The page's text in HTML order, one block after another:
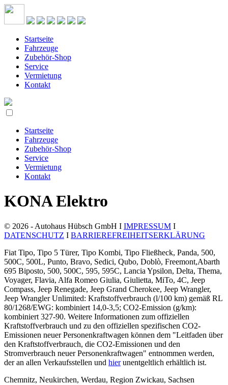
Startseite
Fahrzeuge
Zubehör-Shop
Service
Vermietung
Kontakt
Startseite
Fahrzeuge
Zubehör-Shop
Service
Vermietung
Kontakt
KONA Elektro
© 2026 - Autohaus Hübsch GmbH I IMPRESSUM I
DATENSCHUTZ I BARRIEREFREIHEITSERKLÄRUNG
Fiat Tipo, Tipo 5 Türer, Tipo Kombi, Tipo Fließheck, Panda, 500,
500C, 500L, Punto, Bravo, Sedici, Qubo, Doblò, Freemont,Abarth
695 Biposto, 500, 500C, 595, 595C, Lancia Ypsilon, Delta, Thema,
Voyager, Flavia, Alfa Romeo Giulia, Giulietta, MiTo, 4C, Jeep
Compass, Jeep Renegade, Jeep Grand Cherokee, Jeep Wrangler,
Jeep Wrangler Unlimited: Kraftstoffverbrauch (l/100 km) gemäß RL
80/1268/EWG: kombiniert 14,0-3,5; CO2-Emission (g/km):
kombiniert 327-90. Weitere Informationen zum offiziellen
Kraftstoffverbrauch und zu den offiziellen spezifischen CO2-
Emissionen neuer Personenkraftwagen können dem "Leitfaden über
den Kraftstoffverbrauch, die CO2-Emissionen und den
Stromverbrauch neuer Personenkraftwagen" entnommen werden,
der an allen Verkaufsstellen und hierunentgeltlich erhältlich ist.
Chemnitz, Neukirchen, Werdau, Region Zwickau, Sachsen